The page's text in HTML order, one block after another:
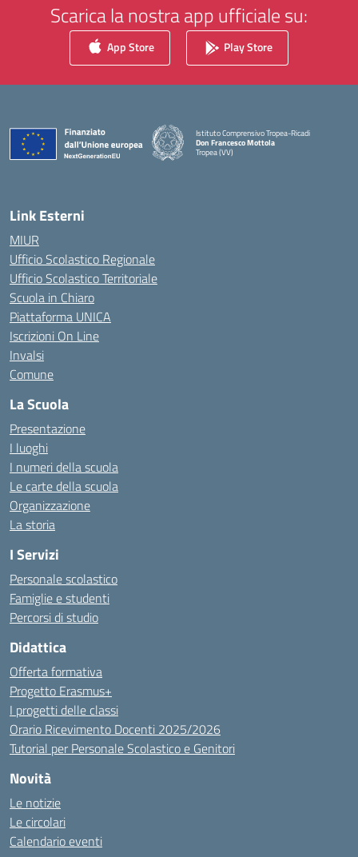
Scarica la nostra app ufficiale su:
App Store Play Store
Istituto Comprensivo Tropea-Ricadi
Don Francesco Mottola
Tropea (VV)
— Visita la pagina iniziale della scuola
Link Esterni
MIUR
Ufficio Scolastico Regionale
Ufficio Scolastico Territoriale
Scuola in Chiaro
Piattaforma UNICA
Iscrizioni On Line
Invalsi
Comune
La Scuola
Presentazione
I luoghi
I numeri della scuola
Le carte della scuola
Organizzazione
La storia
I Servizi
Personale scolastico
Famiglie e studenti
Percorsi di studio
Didattica
Offerta formativa
Progetto Erasmus+
I progetti delle classi
Orario Ricevimento Docenti 2025/2026
Tutorial per Personale Scolastico e Genitori
Novità
Le notizie
Le circolari
Calendario eventi